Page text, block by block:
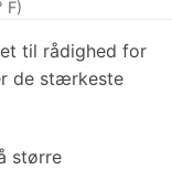
F)
til rådighed for
de stærkeste
større